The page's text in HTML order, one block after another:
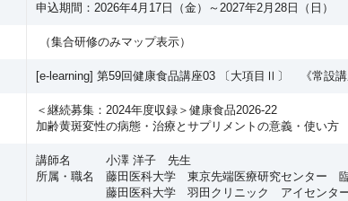
申込期間：2026年4月17日（金）～2027年2月28日（日）
（集合研修のみマップ表示）
[e-learning] 第59回健康食品講座03 〔大項目Ⅱ〕 《常設講
＜継続募集：2024年度収録＞健康食品2026-22
加齢黄斑変性の病態・治療とサプリメントの意義・使い方
講師名 小澤 洋子 先生
所属・職名 藤田医科大学 東京先端医療研究センター
藤田医科大学 羽田クリニック アイセンタ